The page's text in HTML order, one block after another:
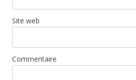
Site web
Commentaire